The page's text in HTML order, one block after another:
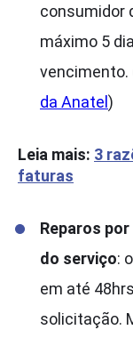
consumidor
máximo 5
vencimento.
da Anatel )
Leia mais: 3
faturas
Reparos
do serviço:
em até
solicitação.